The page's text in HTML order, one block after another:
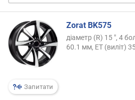
Запитати
Zorat BK575
діаметр (R) 15 ", 4
60.1 мм, ET (виліт)